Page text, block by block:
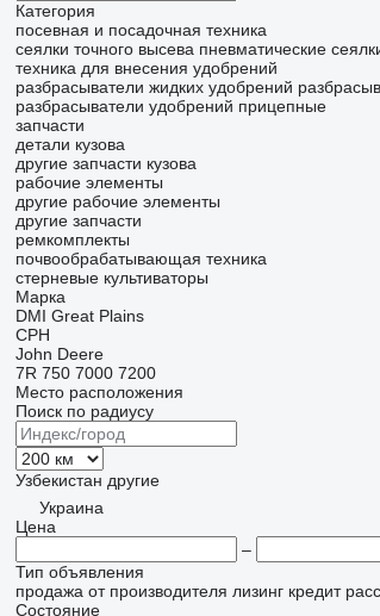
Категория
посевная и посадочная техника
сеялки точного высева пневматические
техника для внесения удобрений
разбрасыватели жидких удобрений
разбрасыватели удобрений прицепные
запчасти
детали кузова
другие запчасти кузова
рабочие элементы
другие рабочие элементы
другие запчасти
ремкомплекты
почвообрабатывающая техника
стерневые культиваторы
Марка
DMI Great Plains
CPH
John Deere
7R 750 7000 7200
Место расположения
Поиск по радиусу
Узбекистан другие
Украина
Цена
–
Тип объявления
продажа от производителя лизинг кредит
Состояние